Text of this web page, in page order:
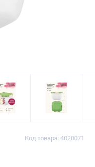
Код товара: 4020071